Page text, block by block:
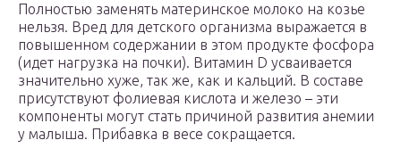
Полностью заменять материнское молоко на козье
нельзя. Вред для детского организма выражается в
повышенном содержании в этом продукте фосфора
(идет нагрузка на почки). Витамин D усваивается
значительно хуже, так же, как и кальций. В составе
присутствуют фолиевая кислота и железо – эти
компоненты могут стать причиной развития анемии
у малыша. Прибавка в весе сокращается.